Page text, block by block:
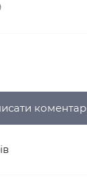
коментар